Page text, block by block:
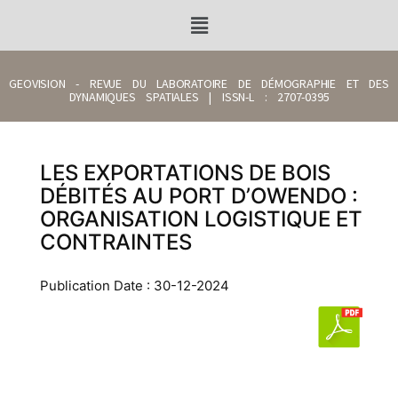
GEOVISION - REVUE DU LABORATOIRE DE DÉMOGRAPHIE ET DES
DYNAMIQUES SPATIALES | ISSN-L : 2707-0395
LES EXPORTATIONS DE BOIS
DÉBITÉS AU PORT D’OWENDO :
ORGANISATION LOGISTIQUE ET
CONTRAINTES
Publication Date : 30-12-2024